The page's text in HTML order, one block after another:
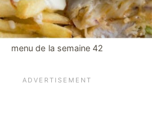
menu de la semaine 42